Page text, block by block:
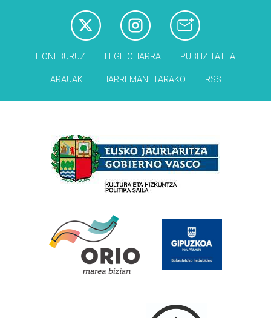
HONI BURUZ LEGE OHARRA PUBLIZITATEA
ARAUAK HARREMANETARAKO RSS